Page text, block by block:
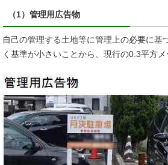
（1）管理用広告物
自己の管理する土地等に管理上の必要に
く基準が小さいことから、現行の0.3平方